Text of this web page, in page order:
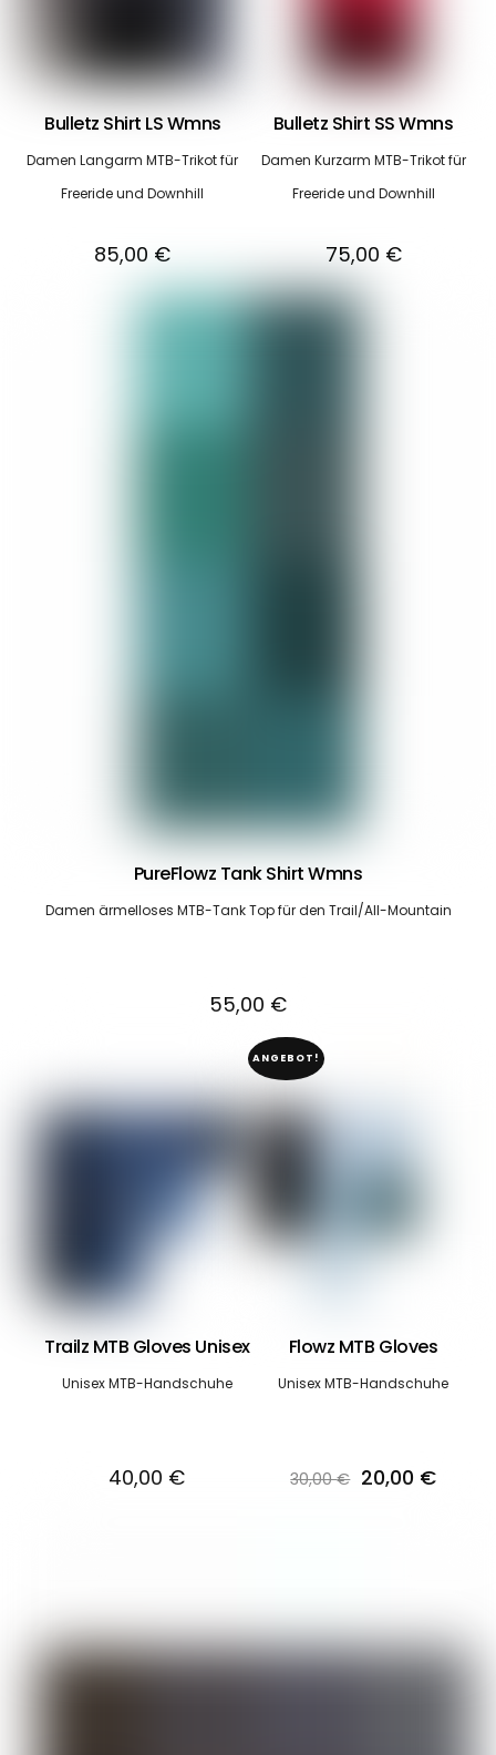
Bulletz Shirt LS Wmns
Damen Langarm MTB-Trikot für
Freeride und Downhill
85,00 €
Bulletz Shirt SS Wmns
Damen Kurzarm MTB-Trikot für
Freeride und Downhill
75,00 €
PureFlowz Tank Shirt Wmns
Damen ärmelloses MTB-Tank Top für den Trail/All-Mountain
55,00 €
Trailz MTB Gloves Unisex
Unisex MTB-Handschuhe
40,00 €
ANGEBOT!
Flowz MTB Gloves
Unisex MTB-Handschuhe
30,00€ 20,00 €